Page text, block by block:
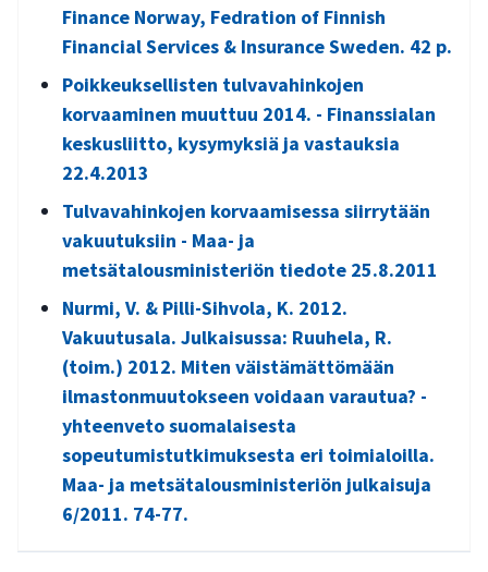
Finance Norway, Fedration of Finnish
Financial Services & Insurance Sweden. 42 p.
Poikkeuksellisten tulvavahinkojen
korvaaminen muuttuu 2014. - Finanssialan
keskusliitto, kysymyksiä ja vastauksia
22.4.2013
Tulvavahinkojen korvaamisessa siirrytään
vakuutuksiin - Maa- ja
metsätalousministeriön tiedote 25.8.2011
Nurmi, V. & Pilli-Sihvola, K. 2012.
Vakuutusala. Julkaisussa: Ruuhela, R.
(toim.) 2012. Miten väistämättömään
ilmastonmuutokseen voidaan varautua? -
yhteenveto suomalaisesta
sopeutumistutkimuksesta eri toimialoilla.
Maa- ja metsätalousministeriön julkaisuja
6/2011. 74-77.